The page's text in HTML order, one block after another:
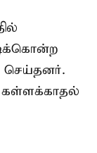
கள்ளக்காதல்